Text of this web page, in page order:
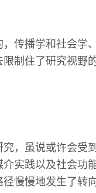
传播学和社会学
制住了研究视野
，虽说或许会受
实践以及社会功
慢慢地发生了转